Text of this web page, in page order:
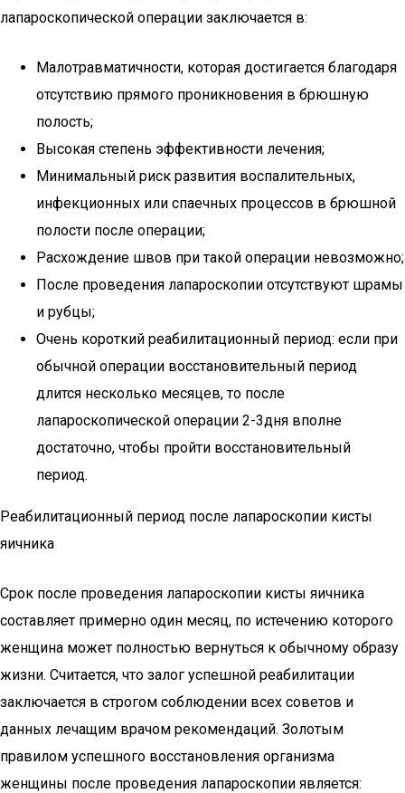
лапароскопической операции заключается в:
Малотравматичности, которая достигается благодаря
отсутствию прямого проникновения в брюшную
полость;
Высокая степень эффективности лечения;
Минимальный риск развития воспалительных,
инфекционных или спаечных процессов в брюшной
полости после операции;
Расхождение швов при такой операции невозможно;
После проведения лапароскопии отсутствуют шрамы
и рубцы;
Очень короткий реабилитационный период: если при
обычной операции восстановительный период
длится несколько месяцев, то после
лапароскопической операции 2-3дня вполне
достаточно, чтобы пройти восстановительный
период.
Реабилитационный период после лапароскопии кисты
яичника
Срок после проведения лапароскопии кисты яичника
составляет примерно один месяц, по истечению которого
женщина может полностью вернуться к обычному образу
жизни. Считается, что залог успешной реабилитации
заключается в строгом соблюдении всех советов и
данных лечащим врачом рекомендаций. Золотым
правилом успешного восстановления организма
женщины после проведения лапароскопии является: